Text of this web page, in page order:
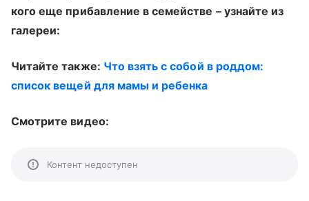
кого еще прибавление в семействе – узнайте из
галереи:
Читайте также: Что взять с собой в роддом:
список вещей для мамы и ребенка
Смотрите видео:
Контент недоступен